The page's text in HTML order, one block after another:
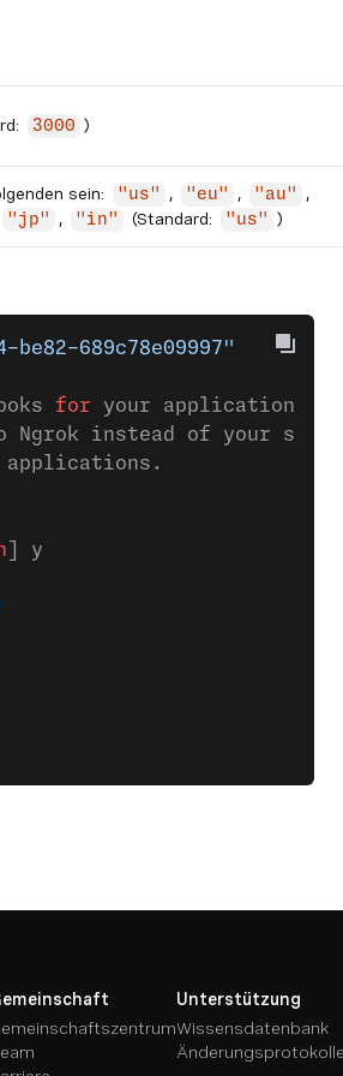
3000 )
sein: "us" , "eu" , "au" ,
"jp" , "in" (Standard: "us" )
be82-689c78e09997"
for your application ⚠️
Ngrok instead of your
applications.
] y
Unterstützung
Wissensdatenbank
Änderungsprotokolle